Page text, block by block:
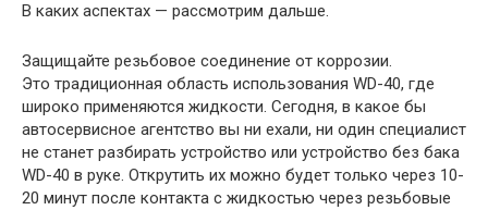
В каких аспектах — рассмотрим дальше.
Защищайте резьбовое соединение от коррозии.
Это традиционная область использования WD-40, где
широко применяются жидкости. Сегодня, в какое бы
автосервисное агентство вы ни ехали, ни один специалист
не станет разбирать устройство или устройство без бака
WD-40 в руке. Открутить их можно будет только через 10-
20 минут после контакта с жидкостью через резьбовые